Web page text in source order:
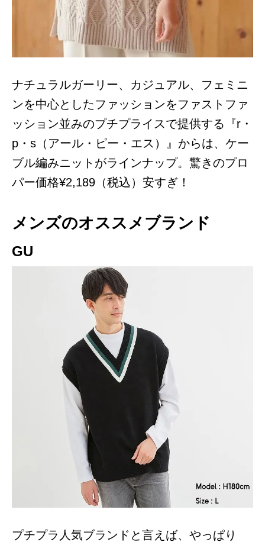
ナチュラルガーリー、カジュアル、フェミニ
ンを中心としたファッションをファストファ
ッション並みのプチプライスで提供する『r・
p・s（アール・ピー・エス）』からは、ケー
ブル編みニットがラインナップ。驚きのプロ
パー価格¥2,189（税込）安すぎ！
メンズのオススメブランド
GU
プチプラ人気ブランドと言えば、やっぱり